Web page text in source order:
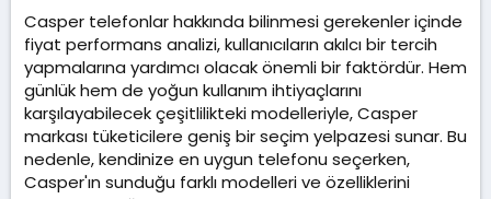
Casper telefonlar hakkında bilinmesi gerekenler içinde
fiyat performans analizi, kullanıcıların akılcı bir tercih
yapmalarına yardımcı olacak önemli bir faktördür. Hem
günlük hem de yoğun kullanım ihtiyaçlarını
karşılayabilecek çeşitlilikteki modelleriyle, Casper
markası tüketicilere geniş bir seçim yelpazesi sunar. Bu
nedenle, kendinize en uygun telefonu seçerken,
Casper'ın sunduğu farklı modelleri ve özelliklerini